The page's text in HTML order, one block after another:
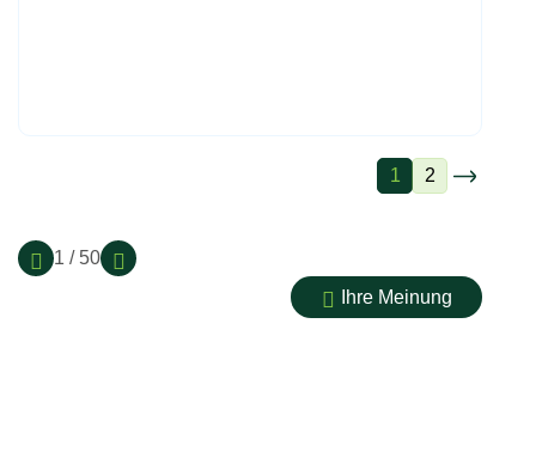
1 2
1 / 50
Ihre Meinung